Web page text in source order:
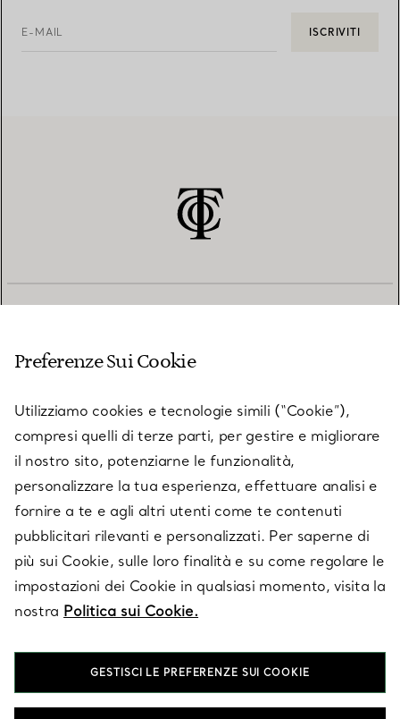
E-MAIL ISCRIVITI
SU TIFFANY & CO.
LEGALE
SEGUICI
Preferenze Sui Cookie
Utilizziamo cookies e tecnologie simili (“Cookie”),
compresi quelli di terze parti, per gestire e migliorare
il nostro sito, potenziarne le funzionalità,
personalizzare la tua esperienza, effettuare analisi e
fornire a te e agli altri utenti come te contenuti
pubblicitari rilevanti e personalizzati. Per saperne di
più sui Cookie, sulle loro finalità e su come regolare le
impostazioni dei Cookie in qualsiasi momento, visita la
nostra Politica sui Cookie.
GESTISCI LE PREFERENZE SUI COOKIE